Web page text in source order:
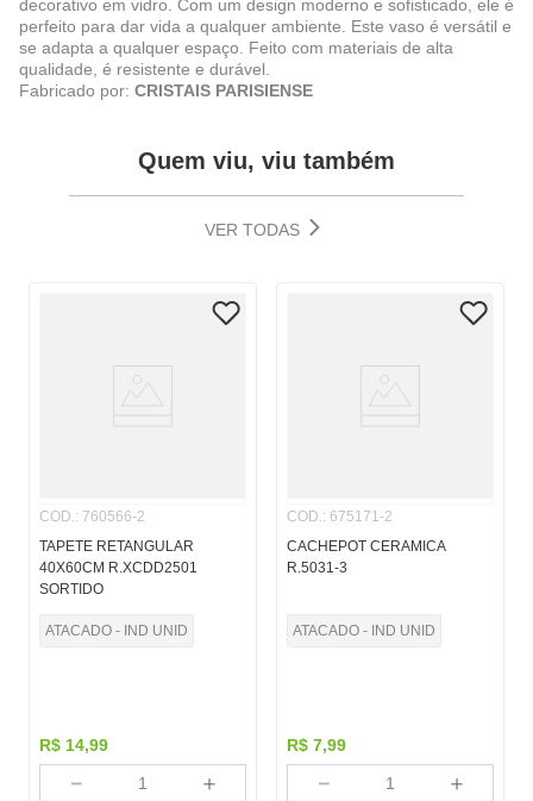
decorativo em vidro. Com um design moderno e sofisticado, ele é
perfeito para dar vida a qualquer ambiente. Este vaso é versátil e
se adapta a qualquer espaço. Feito com materiais de alta
qualidade, é resistente e durável.
Fabricado por: CRISTAIS PARISIENSE
Quem viu, viu também
VER TODAS
COD.: 760566-2
TAPETE RETANGULAR
40X60CM R.XCDD2501
SORTIDO
ATACADO - IND UNID
R$ 14,99
＋
－
COD.: 675171-2
CACHEPOT CERAMICA
R.5031-3
ATACADO - IND UNID
R$ 7,99
＋
－